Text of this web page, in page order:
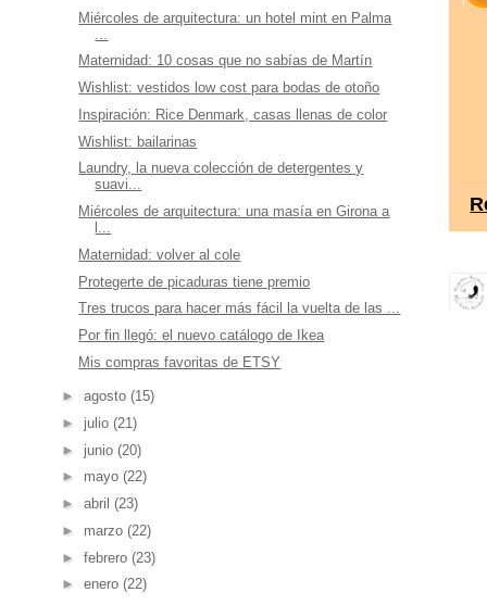
Miércoles de arquitectura: un hotel mint en Palma
Maternidad: 10 cosas que no sabías de Martín
Wishlist: vestidos low cost para bodas de otoño
Inspiración: Rice Denmark, casas llenas de color
Wishlist: bailarinas
Laundry, la nueva colección de detergentes y
suavi...
Miércoles de arquitectura: una masía en Girona a
l...
Maternidad: volver al cole
Protegerte de picaduras tiene premio
Tres trucos para hacer más fácil la vuelta de las ...
Por fin llegó: el nuevo catálogo de Ikea
Mis compras favoritas de ETSY
► agosto (15)
► julio (21)
► junio (20)
► mayo (22)
► abril (23)
► marzo (22)
► febrero (23)
► enero (22)